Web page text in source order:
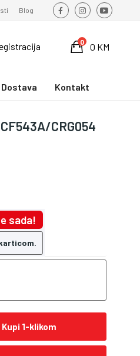
Blog
0 KM
0
Dostava Kontakt
CRG054
sada!
Kupi 1-klikom